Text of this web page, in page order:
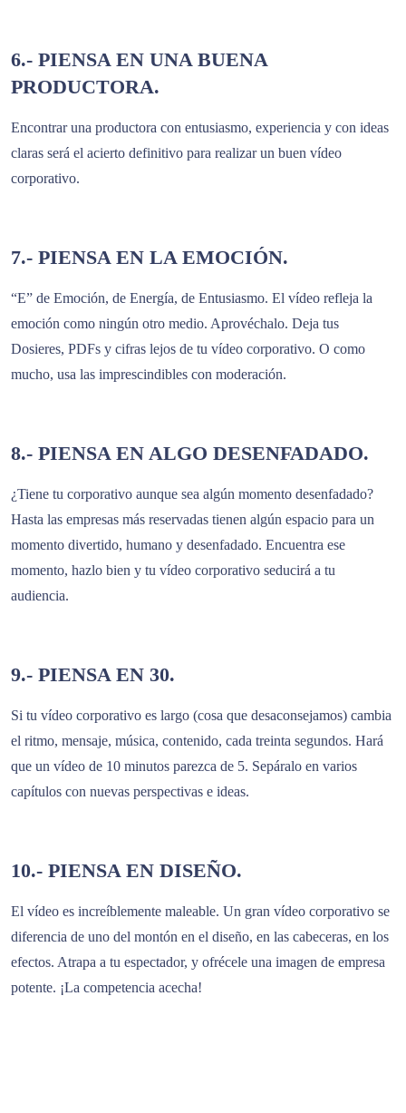
6.- PIENSA EN UNA BUENA
PRODUCTORA.
Encontrar una productora con entusiasmo, experiencia y con ideas
claras será el acierto definitivo para realizar un buen vídeo
corporativo.
7.- PIENSA EN LA EMOCIÓN.
“E” de Emoción, de Energía, de Entusiasmo. El vídeo refleja la
emoción como ningún otro medio. Aprovéchalo. Deja tus
Dosieres, PDFs y cifras lejos de tu vídeo corporativo. O como
mucho, usa las imprescindibles con moderación.
8.- PIENSA EN ALGO DESENFADADO.
¿Tiene tu corporativo aunque sea algún momento desenfadado?
Hasta las empresas más reservadas tienen algún espacio para un
momento divertido, humano y desenfadado. Encuentra ese
momento, hazlo bien y tu vídeo corporativo seducirá a tu
audiencia.
9.- PIENSA EN 30.
Si tu vídeo corporativo es largo (cosa que desaconsejamos) cambia
el ritmo, mensaje, música, contenido, cada treinta segundos. Hará
que un vídeo de 10 minutos parezca de 5. Sepáralo en varios
capítulos con nuevas perspectivas e ideas.
10.- PIENSA EN DISEÑO.
El vídeo es increíblemente maleable. Un gran vídeo corporativo se
diferencia de uno del montón en el diseño, en las cabeceras, en los
efectos. Atrapa a tu espectador, y ofrécele una imagen de empresa
potente. ¡La competencia acecha!